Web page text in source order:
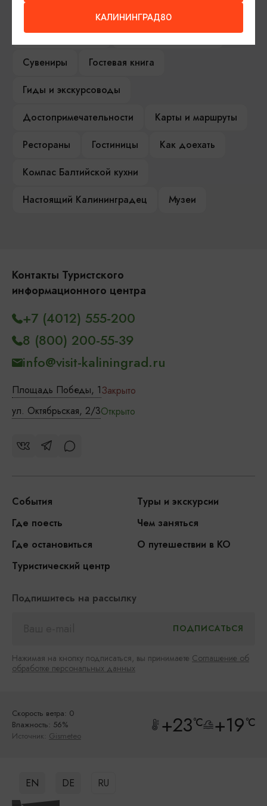
Серебряное ожерелье
Туры и экскурсии
Афиша мероприятий
Сувениры
Гостевая книга
Гиды и экскурсоводы
Достопримечательности
Карты и маршруты
Рестораны
Гостиницы
Как доехать
Компас Балтийской кухни
Настоящий Калининградец
Музеи
Контакты Туристского
информационного центра
Площадь Победы, 1Закрыто
ул. Октябрьская, 2/3Открыто
+7 (4012) 555-200
8 (800) 200-55-39
info@visit-kaliningrad.ru
События
Туры и экскурсии
Где поесть
Чем заняться
Где остановиться
О путешествии в КО
Туристический центр
Подпишитесь на рассылку
Нажимая на кнопку подписаться, вы принимаете Соглашение об
обработке персональных данных
Скорость ветра: 0
Влажность: 56%
Источник: Gismeteo +23°C +19°C
EN DE RU
КАЛИНИНГРАД80